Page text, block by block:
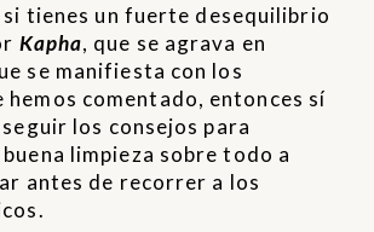
tienes un fuerte desequilibrio
Kapha, que se agrava en
se manifiesta con los
hemos comentado, entonces sí
los consejos para
limpieza sobre todo a
antes de recorrer a los